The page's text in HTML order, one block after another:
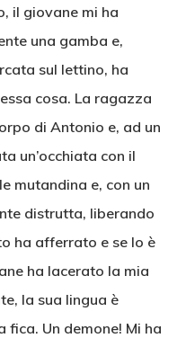
il giovane mi ha
una gamba e,
sul lettino, ha
cosa. La ragazza
di Antonio e, ad un
un’occhiata con il
mutandina e, con un
distrutta, liberando
ha afferrato e se lo è
ha lacerato la mia
la sua lingua è
Un demone! Mi ha